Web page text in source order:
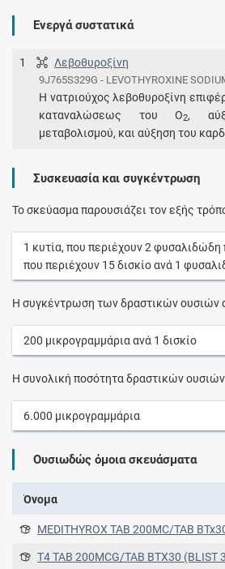
Ενεργά συστατικά
1 Λεβοθυροξίνη
9J765S329G - LEVOTHYROXINE
Η νατριούχος λεβοθυροξίνη
καταναλώσεως του Ο2,
μεταβολισμού, και αύξηση του
Συσκευασία και συγκέντρωση
Το σκεύασμα παρουσιάζει τον εξής
1 κυτία, που περιέχουν2φυσαλιδώδη
που περιέχουν 15δισκίοανά 1
Η συγκέντρωση των δραστικών ουσιών
200 μικρογραμμάριαανά 1 δισκίο
Η συνολική ποσότητα δραστικών
6.000 μικρογραμμάρια
Ουσιωδώς όμοια σκευάσματα
Όνομα
MEDITHYROX TAB 200MC/TAB BTx30 (BLIST 3x10) σε BLISTERS
T4 TAB 200MCG/TAB BTX30 (BLIST